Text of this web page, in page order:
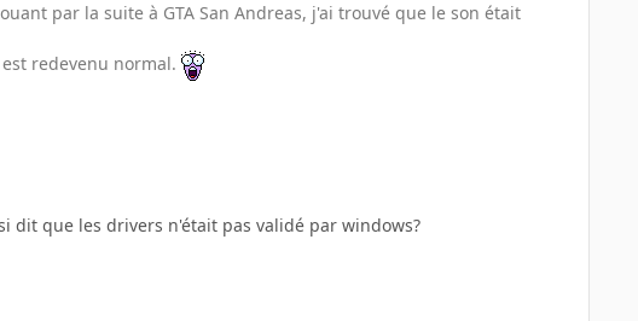
par la suite à GTA San Andreas, j'ai trouvé que le son était
redevenu normal.
dit que les drivers n'était pas validé par windows?